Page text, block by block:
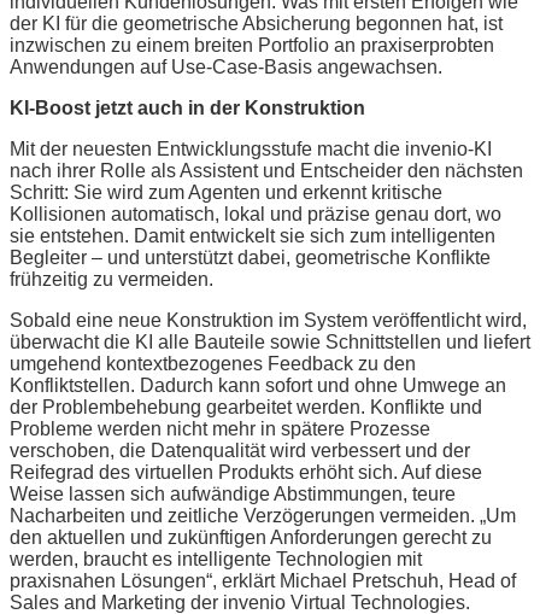
der KI für die geometrische Absicherung begonnen hat, ist
inzwischen zu einem breiten Portfolio an praxiserprobten
Anwendungen auf Use-Case-Basis angewachsen.
KI-Boost jetzt auch in der Konstruktion
Mit der neuesten Entwicklungsstufe macht die invenio-KI
nach ihrer Rolle als Assistent und Entscheider den nächsten
Schritt: Sie wird zum Agenten und erkennt kritische
Kollisionen automatisch, lokal und präzise genau dort, wo
sie entstehen. Damit entwickelt sie sich zum intelligenten
Begleiter – und unterstützt dabei, geometrische Konflikte
frühzeitig zu vermeiden.
Sobald eine neue Konstruktion im System veröffentlicht wird,
überwacht die KI alle Bauteile sowie Schnittstellen und liefert
umgehend kontextbezogenes Feedback zu den
Konfliktstellen. Dadurch kann sofort und ohne Umwege an
der Problembehebung gearbeitet werden. Konflikte und
Probleme werden nicht mehr in spätere Prozesse
verschoben, die Datenqualität wird verbessert und der
Reifegrad des virtuellen Produkts erhöht sich. Auf diese
Weise lassen sich aufwändige Abstimmungen, teure
Nacharbeiten und zeitliche Verzögerungen vermeiden. „Um
den aktuellen und zukünftigen Anforderungen gerecht zu
werden, braucht es intelligente Technologien mit
praxisnahen Lösungen“, erklärt Michael Pretschuh, Head of
Sales and Marketing der invenio Virtual Technologies.